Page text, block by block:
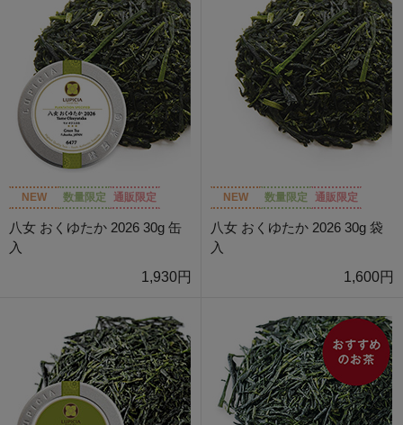
NEW 数量限定 通販限定
八女 おくゆたか 2026 30g 缶
入
1,930円
NEW 数量限定 通販限定
八女 おくゆたか 2026 30g 袋
入
1,600円